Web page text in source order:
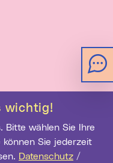
wichtig!
können Sie jederzeit
Datenschutz /